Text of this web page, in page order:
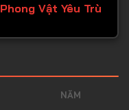
Phong Vật Yêu Trù
NĂM